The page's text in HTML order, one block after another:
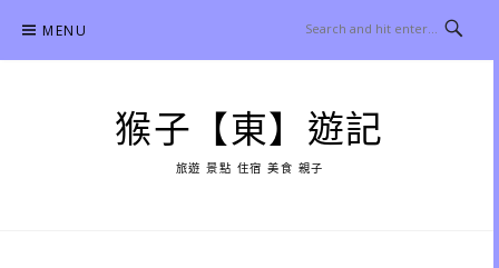
content
MENU
猴子【東】遊記
旅遊 景點 住宿 美食 親子